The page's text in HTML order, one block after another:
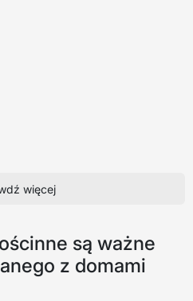
więcej
są ważne
z domami